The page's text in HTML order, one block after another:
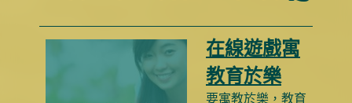
在線遊戲寓
教育於樂
要寓教於樂，教育